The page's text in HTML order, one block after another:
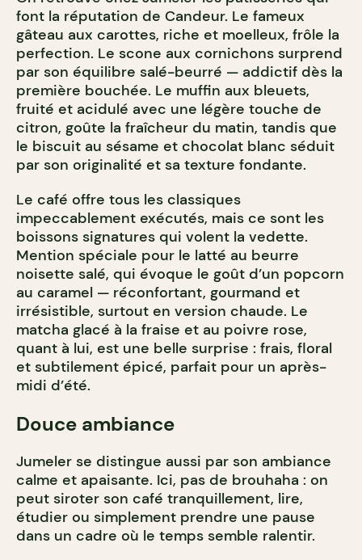
font la réputation de Candeur. Le fameux
gâteau aux carottes, riche et moelleux, frôle la
perfection. Le scone aux cornichons surprend
par son équilibre salé-beurré — addictif dès la
première bouchée. Le muffin aux bleuets,
fruité et acidulé avec une légère touche de
citron, goûte la fraîcheur du matin, tandis que
le biscuit au sésame et chocolat blanc séduit
par son originalité et sa texture fondante.
Le café offre tous les classiques
impeccablement exécutés, mais ce sont les
boissons signatures qui volent la vedette.
Mention spéciale pour le latté au beurre
noisette salé, qui évoque le goût d’un popcorn
au caramel — réconfortant, gourmand et
irrésistible, surtout en version chaude. Le
matcha glacé à la fraise et au poivre rose,
quant à lui, est une belle surprise : frais, floral
et subtilement épicé, parfait pour un après-
midi d’été.
Douce ambiance
Jumeler se distingue aussi par son ambiance
calme et apaisante. Ici, pas de brouhaha : on
peut siroter son café tranquillement, lire,
étudier ou simplement prendre une pause
dans un cadre où le temps semble ralentir.